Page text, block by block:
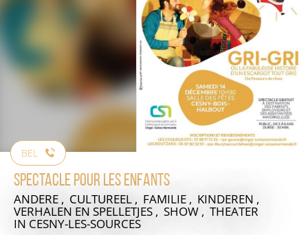
BEL
Spectacle pour les enfants
ANDERE , CULTUREEL , FAMILIE , KINDEREN ,
VERHALEN EN SPELLETJES , SHOW , THEATER
IN CESNY-LES-SOURCES